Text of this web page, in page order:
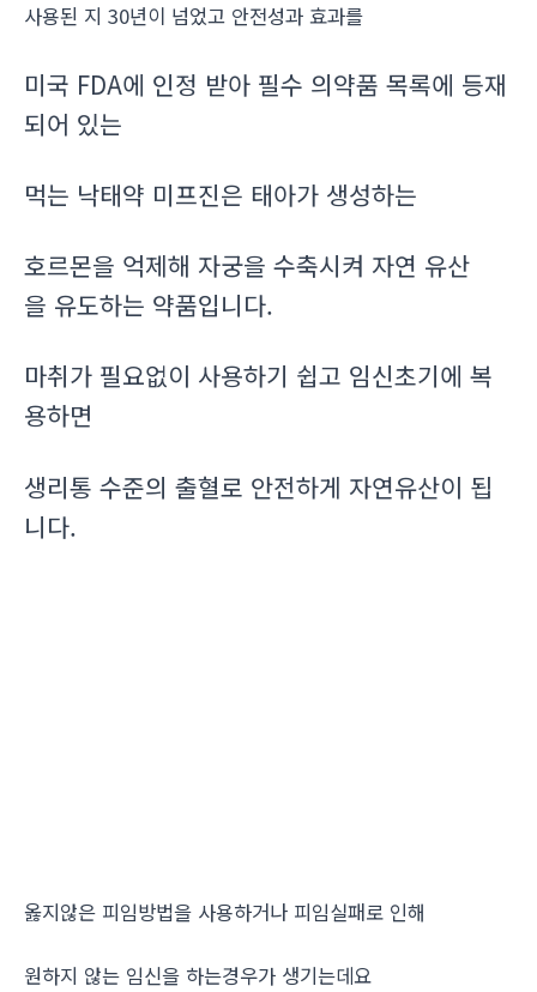
사용된 지 30년이 넘었고 안전성과 효과를
미국 FDA에 인정 받아 필수 의약품 목록에 등재
되어 있는
먹는 낙태약 미프진은 태아가 생성하는
호르몬을 억제해 자궁을 수축시켜 자연 유산
을 유도하는 약품입니다.
마취가 필요없이 사용하기 쉽고 임신초기에 복
용하면
생리통 수준의 출혈로 안전하게 자연유산이 됩
니다.
옳지않은 피임방법을 사용하거나 피임실패로 인해
원하지 않는 임신을 하는경우가 생기는데요